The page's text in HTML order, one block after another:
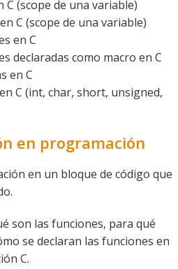
C (scope de una variable)
C (scope de una variable)
en C
declaradas como macro en C
en C
C (int, char, short, unsigned,
en programación
en un bloque de código que
son las funciones, para qué
se declaran las funciones en
C.